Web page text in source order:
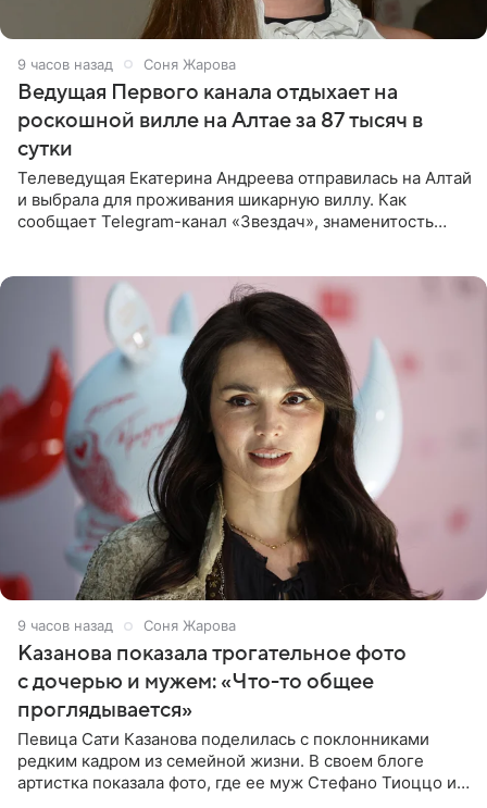
9 часов назад Соня Жарова
Ведущая Первого канала отдыхает на
роскошной вилле на Алтае за 87 тысяч в
сутки
Телеведущая Екатерина Андреева отправилась на Алтай
и выбрала для проживания шикарную виллу. Как
сообщает Telegram-канал «Звездач», знаменитость
9 часов назад Соня Жарова
Казанова показала трогательное фото
с дочерью и мужем: «Что-то общее
проглядывается»
Певица Сати Казанова поделилась с поклонниками
редким кадром из семейной жизни. В своем блоге
артистка показала фото, где ее муж Стефано Тиоццо и